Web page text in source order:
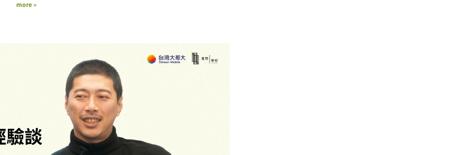
more »